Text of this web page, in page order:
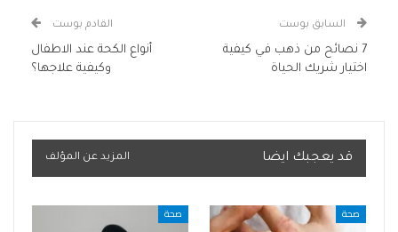
السابق بوست
7 نصائح من ذهب في كيفية
اختيار شريك الحياة
القادم بوست
أنواع الكحة عند الاطفال
وكيفية علاجها؟
قد يعجبك ايضا المزيد عن المؤلف
صحة صحة